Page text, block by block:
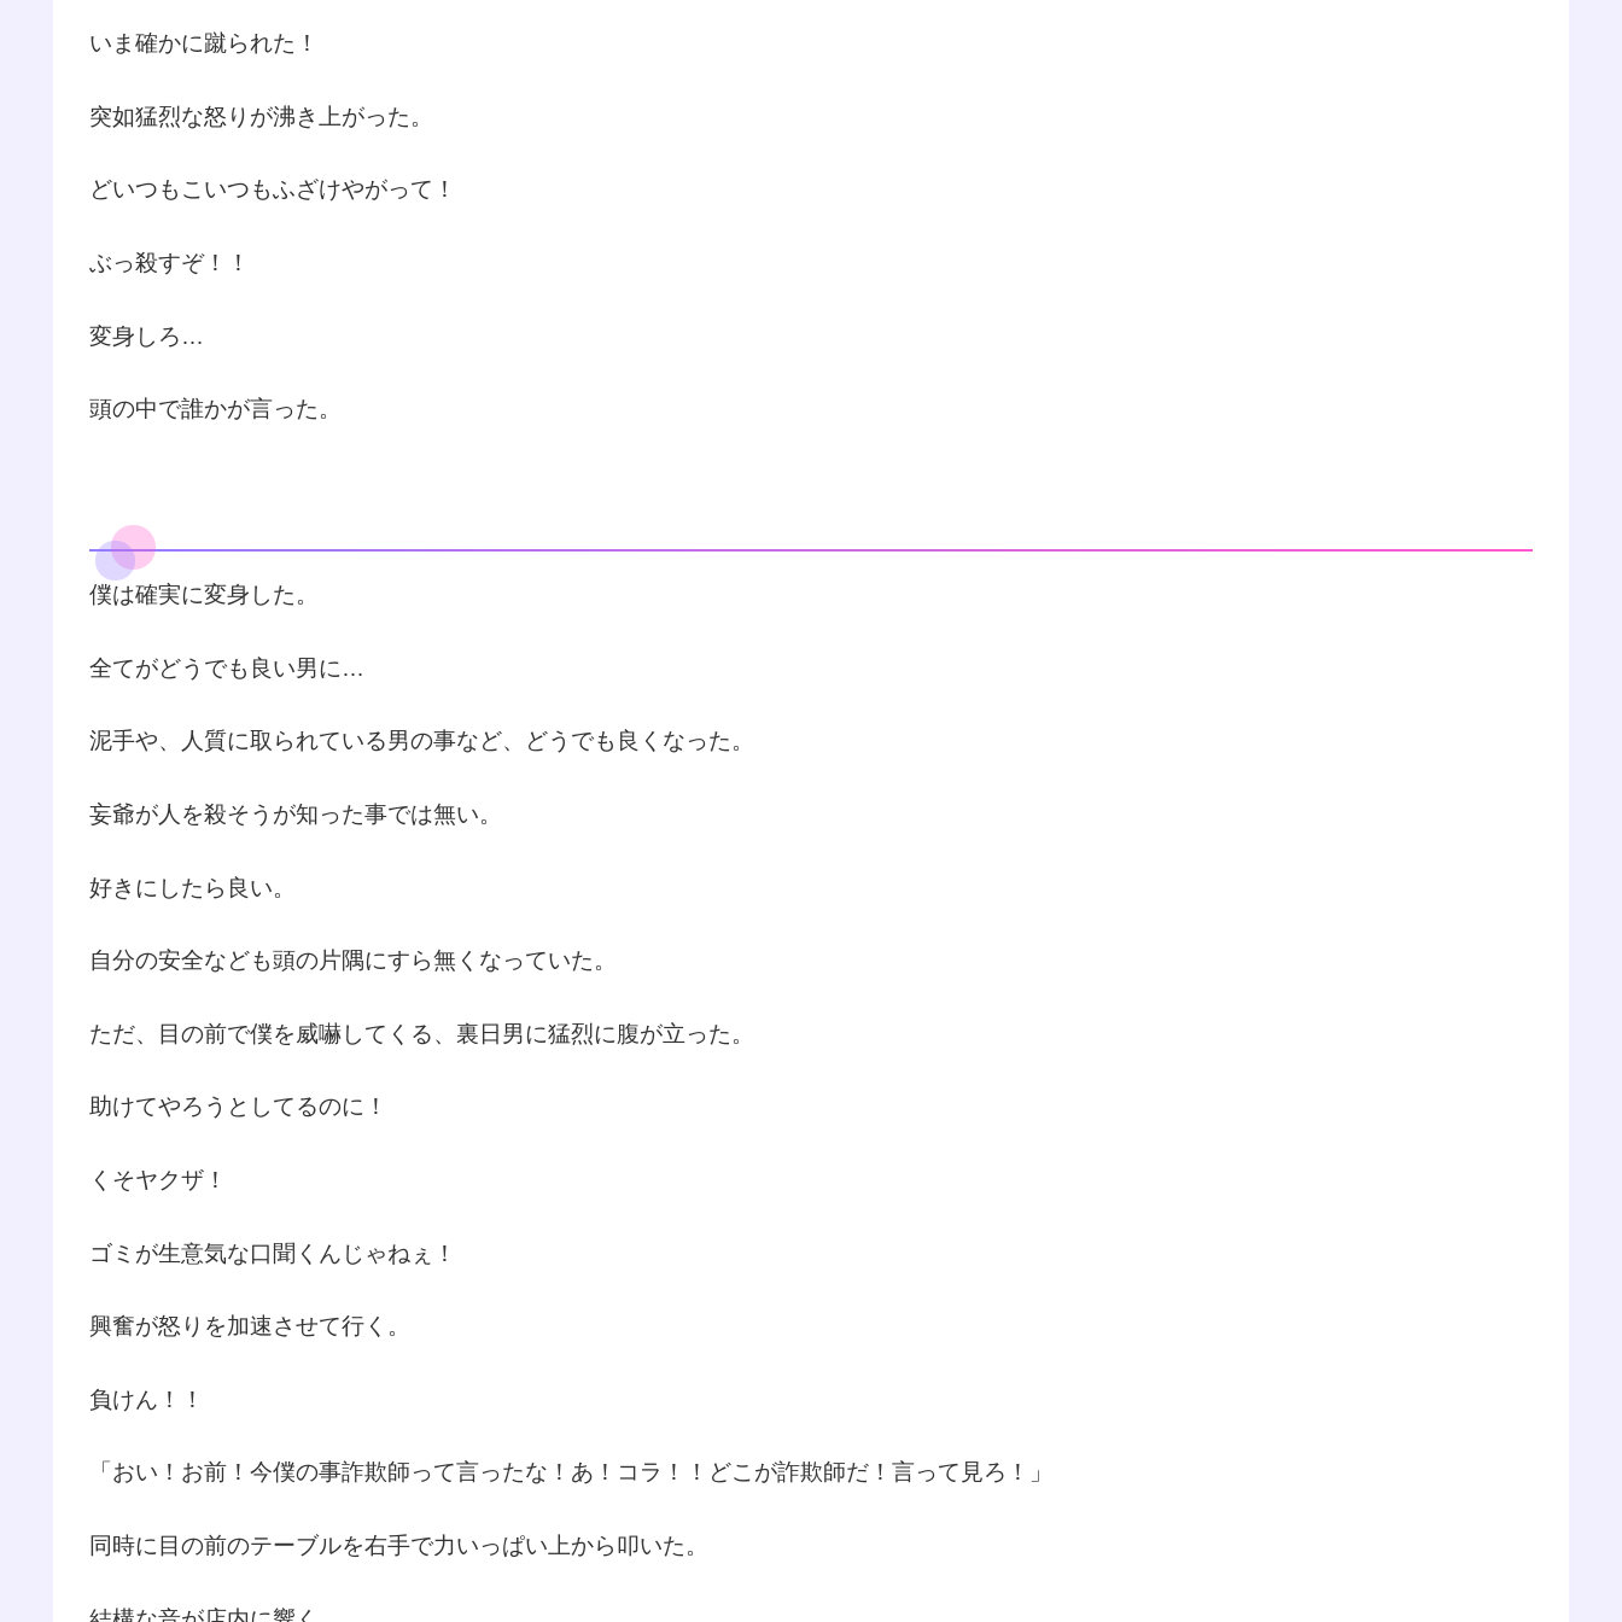
いま確かに蹴られた！
突如猛烈な怒りが沸き上がった。
どいつもこいつもふざけやがって！
ぶっ殺すぞ！！
変身しろ…
頭の中で誰かが言った。
僕は確実に変身した。
全てがどうでも良い男に…
泥手や、人質に取られている男の事など、どうでも良くなった。
妄爺が人を殺そうが知った事では無い。
好きにしたら良い。
自分の安全なども頭の片隅にすら無くなっていた。
ただ、目の前で僕を威嚇してくる、裏日男に猛烈に腹が立った。
助けてやろうとしてるのに！
くそヤクザ！
ゴミが生意気な口聞くんじゃねぇ！
興奮が怒りを加速させて行く。
負けん！！
「おい！お前！今僕の事詐欺師って言ったな！あ！コラ！！どこが詐欺師だ！言って見ろ！」
同時に目の前のテーブルを右手で力いっぱい上から叩いた。